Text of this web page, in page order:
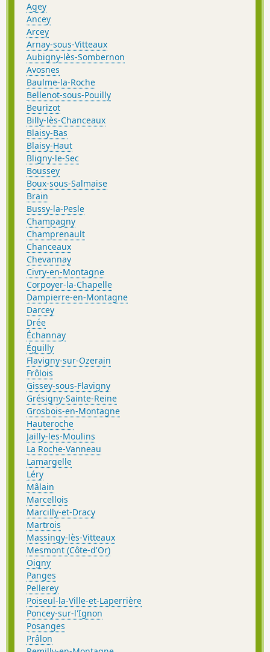
Agey
Ancey
Arcey
Arnay-sous-Vitteaux
Aubigny-lès-Sombernon
Avosnes
Baulme-la-Roche
Bellenot-sous-Pouilly
Beurizot
Billy-lès-Chanceaux
Blaisy-Bas
Blaisy-Haut
Bligny-le-Sec
Boussey
Boux-sous-Salmaise
Brain
Bussy-la-Pesle
Champagny
Champrenault
Chanceaux
Chevannay
Civry-en-Montagne
Corpoyer-la-Chapelle
Dampierre-en-Montagne
Darcey
Drée
Échannay
Éguilly
Flavigny-sur-Ozerain
Frôlois
Gissey-sous-Flavigny
Grésigny-Sainte-Reine
Grosbois-en-Montagne
Hauteroche
Jailly-les-Moulins
La Roche-Vanneau
Lamargelle
Léry
Mâlain
Marcellois
Marcilly-et-Dracy
Martrois
Massingy-lès-Vitteaux
Mesmont (Côte-d'Or)
Oigny
Panges
Pellerey
Poiseul-la-Ville-et-Laperrière
Poncey-sur-l'Ignon
Posanges
Prâlon